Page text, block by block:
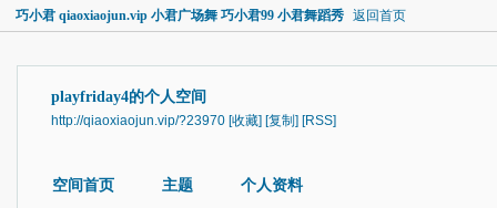
巧小君 qiaoxiaojun.vip 小君广场舞 巧小君99 小君舞蹈秀 返回首页
playfriday4的个人空间
http://qiaoxiaojun.vip/?23970 [收藏] [复制] [RSS]
空间首页 主题 个人资料